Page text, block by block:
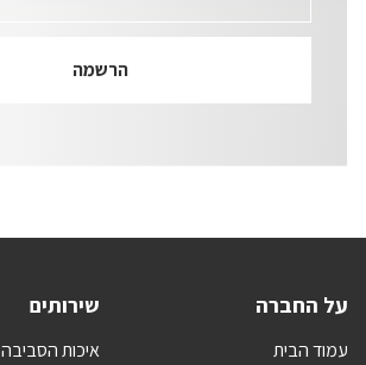
על החברה
עמוד הבית
שירותים
איכות הסביבה